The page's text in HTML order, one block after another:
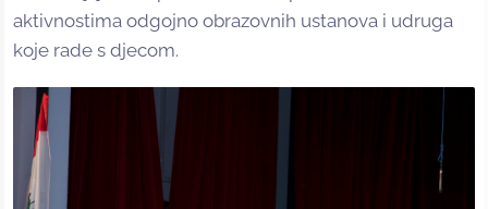
aktivnostima odgojno obrazovnih ustanova i udruga
koje rade s djecom.